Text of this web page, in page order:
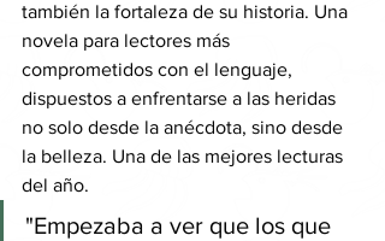
también la fortaleza de su historia. Una
novela para lectores más
comprometidos con el lenguaje,
dispuestos a enfrentarse a las heridas
no solo desde la anécdota, sino desde
la belleza. Una de las mejores lecturas
del año.
"Empezaba a ver que los que